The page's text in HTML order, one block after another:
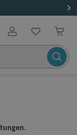
Benutzerkonto